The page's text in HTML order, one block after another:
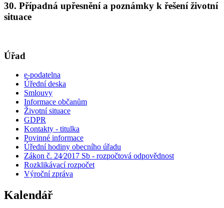
30. Případná upřesnění a poznámky k řešení životní
situace
Úřad
e-podatelna
Úřední deska
Smlouvy
Informace občanům
Životní situace
GDPR
Kontakty - titulka
Povinné informace
Úřední hodiny obecního úřadu
Zákon č. 24⁄2017 Sb - rozpočtová odpovědnost
Rozklikávací rozpočet
Výroční zpráva
Kalendář